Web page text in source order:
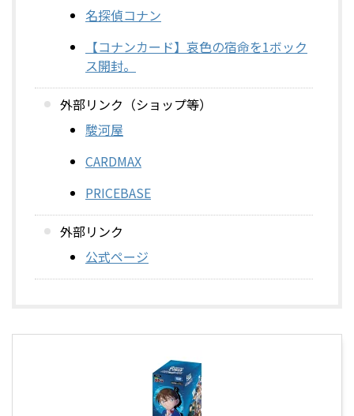
名探偵コナン
【コナンカード】哀色の宿命を1ボック
ス開封。
外部リンク（ショップ等）
駿河屋
CARDMAX
PRICEBASE
外部リンク
公式ページ